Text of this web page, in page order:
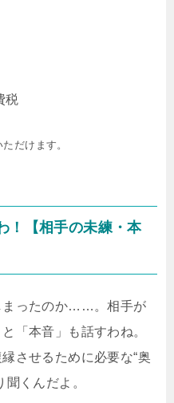
税
だけます。
！【相手の未練・本
まったのか……。相手が
「本音」も話すわね。
させるために必要な“奥
くんだよ。